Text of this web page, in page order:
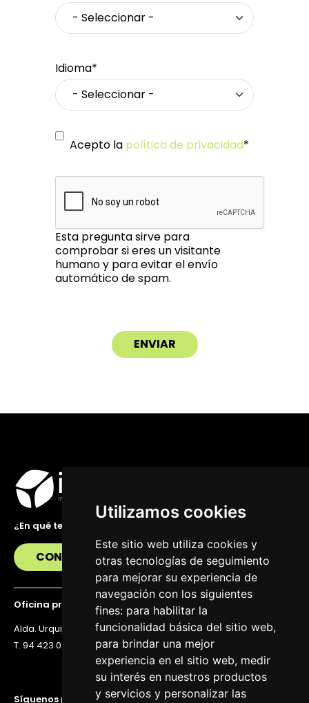
Utilizamos cookies
Este sitio web utiliza cookies y
otras tecnologías de seguimiento
para mejorar su experiencia de
navegación con los siguientes
fines: para habilitar la
funcionalidad básica del sitio web,
para brindar una mejor
experiencia en el sitio web, medir
su interés en nuestros productos
y servicios y personalizar las
Idioma*
Acepto la política de privacidad*
Esta pregunta sirve para
comprobar si eres un visitante
humano y para evitar el envío
automático de spam.
Síguenos para estar al día
¿En qué te podemos ayudar?
CONTÁCTANOS
Oficina principal
Alda. Urquijo 36, 6ª planta, 48011 Bilbao
T. 94 423 07 43